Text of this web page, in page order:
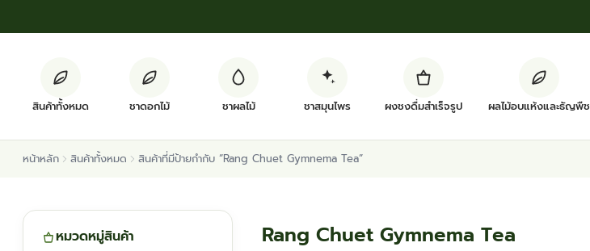
สินค้าทั้งหมด ชาดอกไม้ ชาผลไม้ ชาสมุนไพร ผงชงดื่มสำเร็จรูป ผลไม้อบแห้งและธัญพืช
หน้าหลัก สินค้าทั้งหมด สินค้าที่มีป้ายกำกับ “Rang Chuet Gymnema Tea”
หมวดหมู่สินค้า Rang Chuet Gymnema Tea